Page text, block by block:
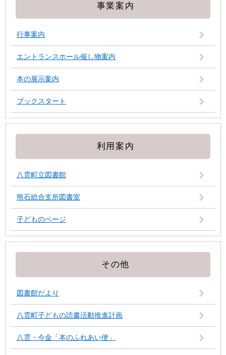
事業案内
行事案内
エントランスホール催し物案内
本の展示案内
ブックスタート
利用案内
八雲町立図書館
熊石総合支所図書室
子どものページ
その他
図書館だより
八雲町子どもの読書活動推進計画
八雲・今金「本のふれあい便」